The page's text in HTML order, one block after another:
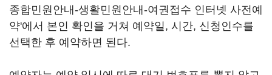
종합민원안내-생활민원안내-여권접수 인터넷 사전예
약'에서 본인 확인을 거쳐 예약일, 시간, 신청인수를
선택한 후 예약하면 된다.